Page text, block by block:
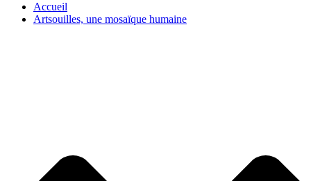
Accueil
Artsouilles, une mosaïque humaine